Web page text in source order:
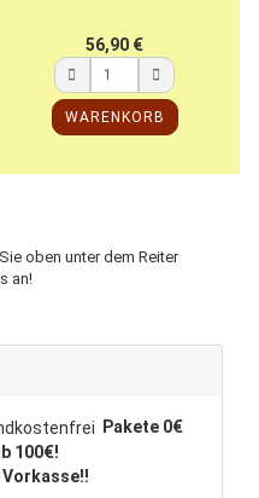
56,90 €
WARENKORB
oben unter dem Reiter
an!
Pakete 0€
100€!
Vorkasse!!